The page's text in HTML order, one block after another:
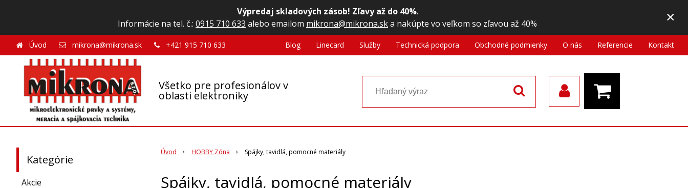
Výpredaj skladových zásob! Zľavy až do 40%.
Informácie na tel. č.: 0915 710 633 alebo emailom mikrona@mikrona.ska nakúpte vo veľkom so zľavou až 40% ×
Všetko pre profesionálov v
oblasti elektroniky
Úvod mikrona@mikrona.sk +421 915 710 633 Blog Linecard Služby Technická podpora Obchodné podmienky O nás Referencie Kontakt
Úvod HOBBY Zóna Spájky, tavidlá, pomocné materiály
Spájky, tavidlá, pomocné materiály
Kategórie
Akcie